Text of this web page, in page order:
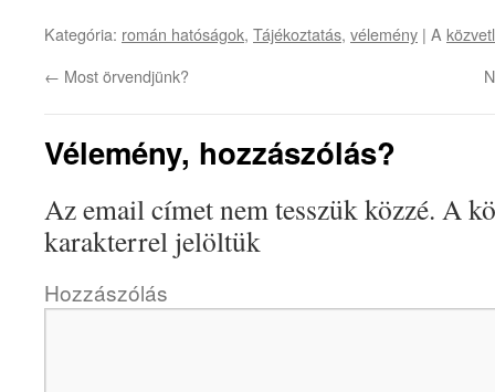
Kategória: román hatóságok, Tájékoztatás, vélemény | A
← Most örvendjünk?
Vélemény, hozzászólás?
Az email címet nem tesszük közzé. A
karakterrel jelöltük
Hozzászólás